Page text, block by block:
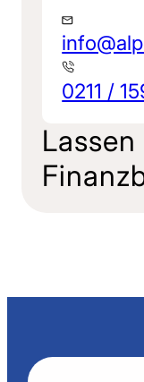
0211 /